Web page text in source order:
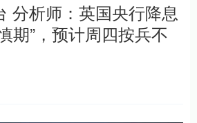
分析师：英国央行降息
期”，预计周四按兵不